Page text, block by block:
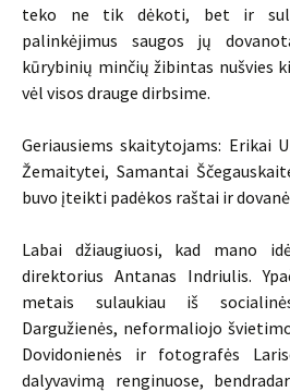
teko ne tik dėkoti, bet ir
palinkėjimus saugos jų
kūrybinių minčių žibintas nušvies
vėl visos drauge dirbsime.
Geriausiems skaitytojams: Erikai
Žemaitytei, Samantai
buvo įteikti padėkos raštai ir
Labai džiaugiuosi, kad mano
direktorius Antanas Indriulis.
metais sulaukiau iš
Dargužienės, neformaliojo
Dovidonienės ir fotografės
dalyvavimą renginuose,